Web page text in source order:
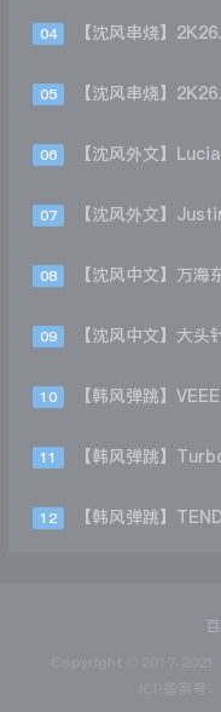
04 【沈风串烧】
05
06
07
08
09 【沈风中文】大
10
11
12